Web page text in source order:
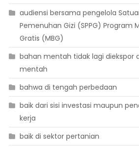
audiensi bersama pengelola
Pemenuhan Gizi (SPPG) Program
Gratis (MBG)
bahan mentah tidak lagi diekspor
mentah
bahwa di tengah perbedaan
baik dari sisi investasi maupun
kerja
baik di sektor pertanian